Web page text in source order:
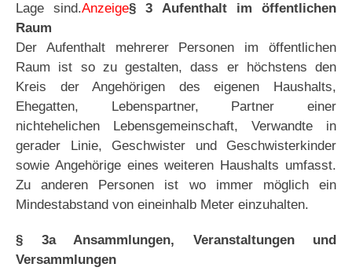
Lage sind.Anzeige§ 3 Aufenthalt im öffentlichen
Raum
Der Aufenthalt mehrerer Personen im öffentlichen
Raum ist so zu gestalten, dass er höchstens den
Kreis der Angehörigen des eigenen Haushalts,
Ehegatten, Lebenspartner, Partner einer
nichtehelichen Lebensgemeinschaft, Verwandte in
gerader Linie, Geschwister und Geschwisterkinder
sowie Angehörige eines weiteren Haushalts umfasst.
Zu anderen Personen ist wo immer möglich ein
Mindestabstand von eineinhalb Meter einzuhalten.
§ 3a Ansammlungen, Veranstaltungen und
Versammlungen